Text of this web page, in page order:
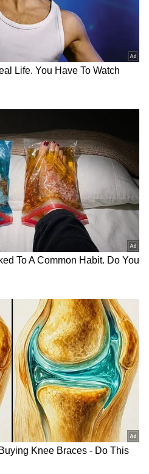
ಧನ್ಯವಾದ ತಿಳಿಸಿದ ನಟಿ
ಪ್ರೀತಿಯಿಂದ ತುಂಬಿ
ಹುಟ್ಟುಹಬ್ಬವನ್ನು ಎಲ್ಲಾ
ಪ್ರಯತ್ನಗಳೊಂದಿಗೆ
ಮತ್ತು ಸ್ನೇಹಿತರಿಗೆ